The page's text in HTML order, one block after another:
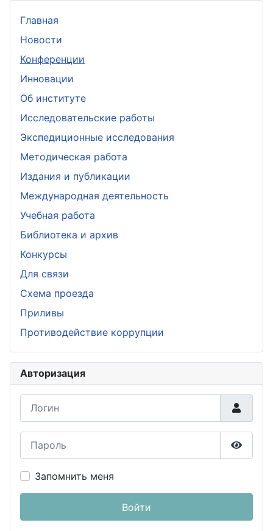
Главная
Новости
Конференции
Инновации
Об институте
Исследовательские работы
Экспедиционные исследования
Методическая работа
Издания и публикации
Международная деятельность
Учебная работа
Библиотека и архив
Конкурсы
Для связи
Схема проезда
Приливы
Противодействие коррупции
Авторизация
Запомнить меня
Войти